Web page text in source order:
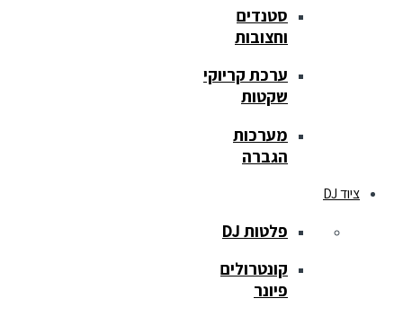
סטנדים
וחצובות
ערכת קריוקי
שקטות
מערכות
הגברה
ציוד DJ
פלטות DJ
קונטרולים
פיונר